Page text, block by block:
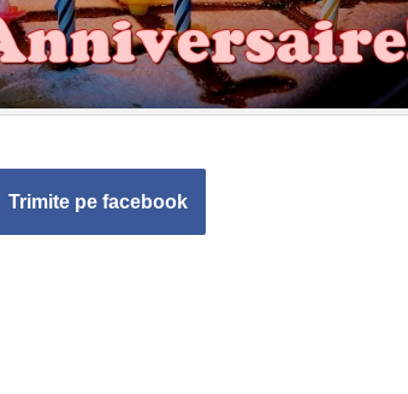
Trimite pe facebook